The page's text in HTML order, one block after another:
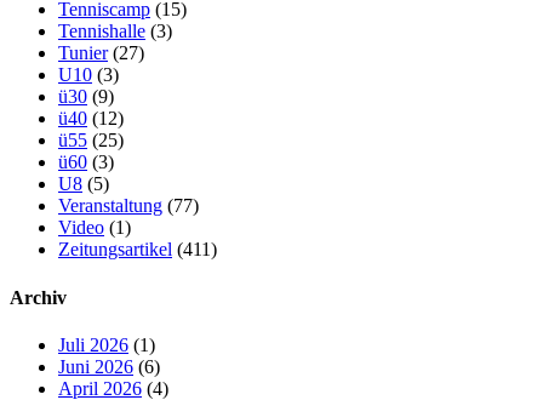
Tenniscamp (15)
Tennishalle (3)
Tunier(27)
U10 (3)
ü30 (9)
ü40 (12)
ü55 (25)
ü60 (3)
U8 (5)
Veranstaltung (77)
Video (1)
Zeitungsartikel (411)
Archiv
Juli 2026 (1)
Juni 2026 (6)
April 2026 (4)